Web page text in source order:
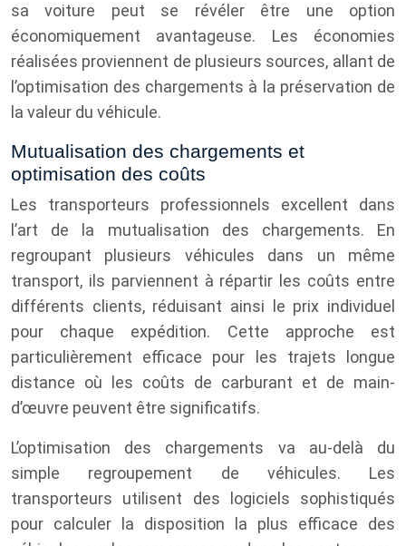
sa voiture peut se révéler être une option
économiquement avantageuse. Les économies
réalisées proviennent de plusieurs sources, allant de
l’optimisation des chargements à la préservation de
la valeur du véhicule.
Mutualisation des chargements et
optimisation des coûts
Les transporteurs professionnels excellent dans
l’art de la mutualisation des chargements. En
regroupant plusieurs véhicules dans un même
transport, ils parviennent à répartir les coûts entre
différents clients, réduisant ainsi le prix individuel
pour chaque expédition. Cette approche est
particulièrement efficace pour les trajets longue
distance où les coûts de carburant et de main-
d’œuvre peuvent être significatifs.
L’optimisation des chargements va au-delà du
simple regroupement de véhicules. Les
transporteurs utilisent des logiciels sophistiqués
pour calculer la disposition la plus efficace des